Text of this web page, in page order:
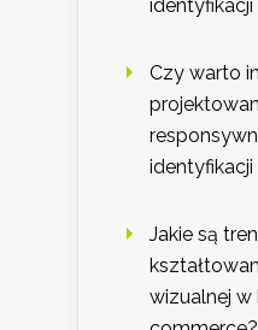
identyfikacji
Czy warto
identyfikacji
Jakie są
wizualnej w